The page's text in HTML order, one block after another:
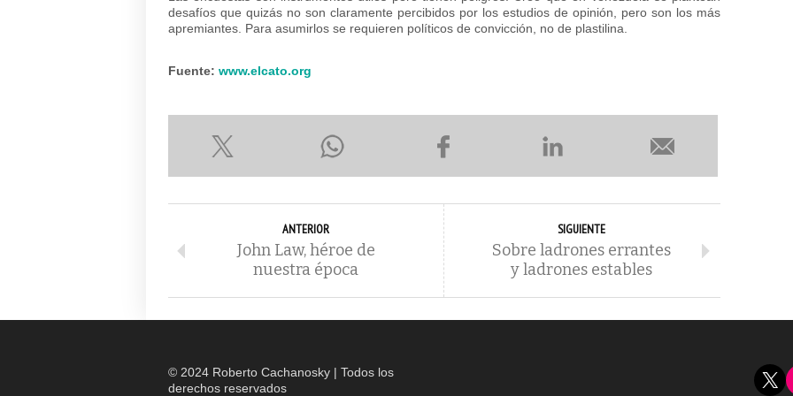
desafíos que quizás no son claramente percibidos por los estudios de opinión, pero son los más
apremiantes. Para asumirlos se requieren políticos de convicción, no de plastilina.
Fuente: www.elcato.org
ANTERIOR
John Law, héroe de
nuestra época
SIGUIENTE
Sobre ladrones errantes
y ladrones estables
© 2024 Roberto Cachanosky | Todos los
derechos reservados
X